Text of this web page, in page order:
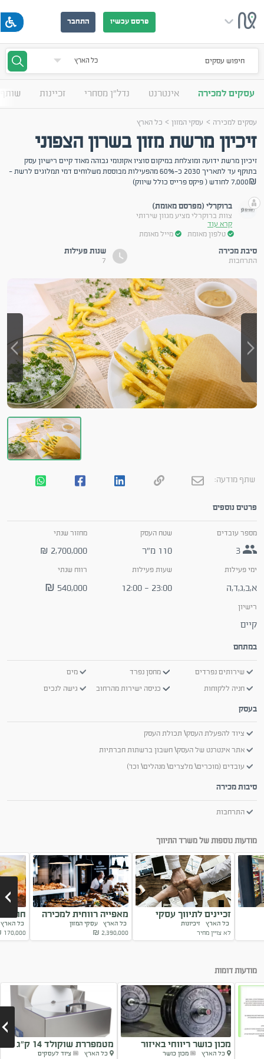
פרסם עכשיו התחבר
חיפוש עסקים
עסקים למכירה אינטרנט נדל"ן מסחרי זכיינות
עסקים למכירה > עסקי המזון> כל הארץ
זיכיון מרשת מזון בשרון הצפוני
זיכיון מרשת ידועה ומוצלחת במיקום סוציו אקונומי גבוהה מאוד קיים רישיון עסק
בתוקף עד לתאריך 2030 כ-60% מהפעילות מבוססת משלוחים דמי תמלוגים לרשת -
7,000₪ לחודש ( פיקס פרייס כולל שיווק)
ברוקרלי (מפרסם מאומת)
צוות ברוקרלי מציע מגוון שירותי
קרא עוד
טלפון מאומת
מייל מאומת
סיבת מכירה
התרחבות
שנות פעילות
7
שתף מודעה:
פרטים נוספים
מספר עובדים
3
שטח העסק
110 מ״ר
מחזור שנתי
2,700,000
₪
ימי פעילות
א,ב,ג,ד,ה
שעות פעילות
23:00 - 12:00
רווח שנתי
540,000 ₪
רישיון
קיים
במתחם
שירותים נפרדים מחסן נפרד
מים
חניה ללקוחות
כניסה ישירות מהרחוב גישה לנכים
בעסק
ציוד להפעלת העסק\ תכולת העסק
אתר אינטרנט של העסק\ חשבון ברשתות חברתיות
עובדים (מוכרים\ מלצרים\ מנהלים\ וכו')
סיבות מכירה
התרחבות
מודעות נוספות של משרד התיווך
זכיינים לתיווך עסקי
במותג המוביל
כל הארץ זיכיונות
לא צויין מחיר
מאפייה רווחית למכירה
במרכז הארץ
כל הארץ עסקי המזון
2,390,000
₪
כל
170,000
מודעות דומות
מכון כושר ריווחי באיזור
השומרון
כל הארץ
מכון כושר
מטמפררת שוקולד 14 ק”ג
מקצועית
כל הארץ
ציוד לעסקים